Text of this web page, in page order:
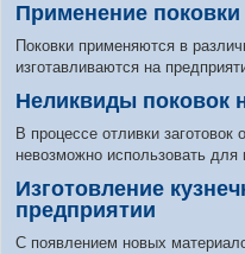
Применение
Поковки применяются в
изготавливаются на
Неликвиды поковок
В процессе отливки
невозможно использовать для
Изготовление
предприятии
С появлением новых